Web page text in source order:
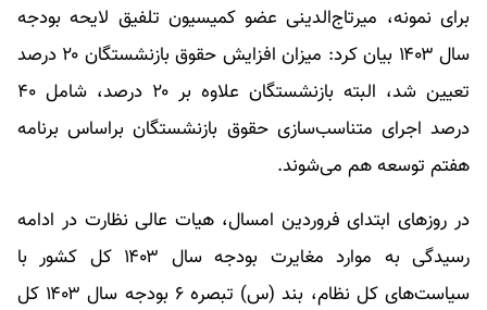
برای نمونه، میرتاج‌الدینی عضو کمیسیون تلفیق لایحه بودجه
سال ۱۴۰۳ بیان کرد: میزان افزایش حقوق بازنشستگان ۲۰ درصد
تعیین شد، البته بازنشستگان علاوه بر ۲۰ درصد، شامل ۴۰
درصد اجرای متناسب‌سازی حقوق بازنشستگان براساس برنامه
هفتم توسعه هم می‌شوند.
در روزهای ابتدای فروردین امسال، هیات عالی نظارت در ادامه
رسیدگی به موارد مغایرت بودجه سال ۱۴۰۳ کل کشور با
سیاست‌های کل نظام، بند (س) تبصره ۶ بودجه سال ۱۴۰۳ کل